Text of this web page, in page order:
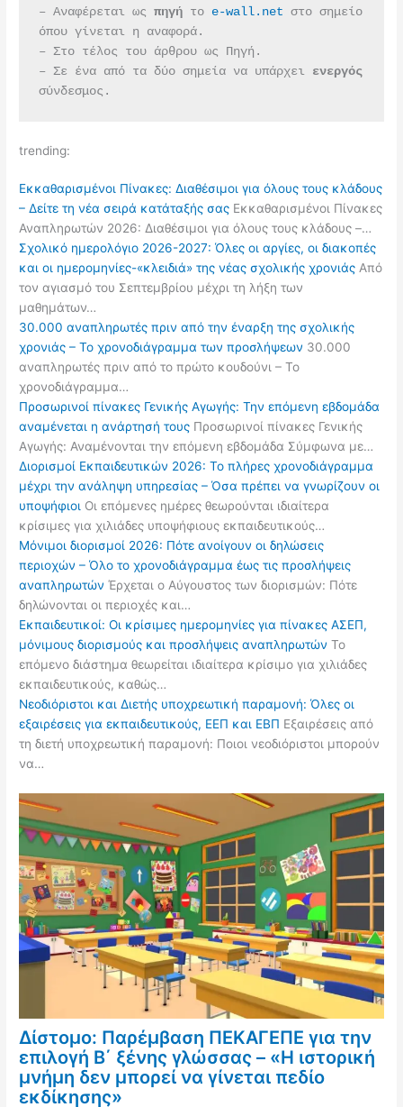
– Αναφέρεται ως πηγή το e-wall.net στο σημείο
όπου γίνεται η αναφορά.
– Στο τέλος του άρθρου ως Πηγή.
– Σε ένα από τα δύο σημεία να υπάρχει
σύνδεσμος.
trending:
Εκκαθαρισμένοι Πίνακες: Διαθέσιμοι για όλους τους κλάδους
– Δείτε τη νέα σειρά κατάταξής σας Εκκαθαρισμένοι Πίνακες
Αναπληρωτών 2026: Διαθέσιμοι για όλους τους κλάδους –…
Σχολικό ημερολόγιο 2026-2027: Όλες οι αργίες, οι διακοπές
και οι ημερομηνίες-«κλειδιά» της νέας σχολικής χρονιάς Από
τον αγιασμό του Σεπτεμβρίου μέχρι τη λήξη των
μαθημάτων…
30.000 αναπληρωτές πριν από την έναρξη της σχολικής
χρονιάς – Το χρονοδιάγραμμα των προσλήψεων 30.000
αναπληρωτές πριν από το πρώτο κουδούνι – Το
χρονοδιάγραμμα…
Προσωρινοί πίνακες Γενικής Αγωγής: Την επόμενη εβδομάδα
αναμένεται η ανάρτησή τους Προσωρινοί πίνακες Γενικής
Αγωγής: Αναμένονται την επόμενη εβδομάδα Σύμφωνα με…
Διορισμοί Εκπαιδευτικών 2026: Το πλήρες χρονοδιάγραμμα
μέχρι την ανάληψη υπηρεσίας – Όσα πρέπει να γνωρίζουν οι
υποψήφιοι Οι επόμενες ημέρες θεωρούνται ιδιαίτερα
κρίσιμες για χιλιάδες υποψήφιους εκπαιδευτικούς…
Μόνιμοι διορισμοί 2026: Πότε ανοίγουν οι δηλώσεις
περιοχών – Όλο το χρονοδιάγραμμα έως τις προσλήψεις
αναπληρωτών Έρχεται ο Αύγουστος των διορισμών: Πότε
δηλώνονται οι περιοχές και…
Εκπαιδευτικοί: Οι κρίσιμες ημερομηνίες για πίνακες ΑΣΕΠ,
μόνιμους διορισμούς και προσλήψεις αναπληρωτών Το
επόμενο διάστημα θεωρείται ιδιαίτερα κρίσιμο για χιλιάδες
εκπαιδευτικούς, καθώς…
Νεοδιόριστοι και Διετής υποχρεωτική παραμονή: Όλες οι
εξαιρέσεις για εκπαιδευτικούς, ΕΕΠ και ΕΒΠ Εξαιρέσεις από
τη διετή υποχρεωτική παραμονή: Ποιοι νεοδιόριστοι μπορούν
να…
Δίστομο: Παρέμβαση ΠΕΚΑΓΕΠΕ για την
επιλογή Β΄ ξένης γλώσσας – «Η ιστορική
μνήμη δεν μπορεί να γίνεται πεδίο
εκδίκησης»